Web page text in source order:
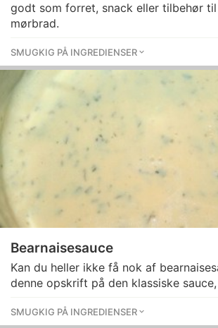
godt som forret, snack eller tilbehør
mørbrad.
SMUGKIG PÅ INGREDIENSER
Bearnaisesauce
Kan du heller ikke få nok af
denne opskrift på den klassiske
SMUGKIG PÅ INGREDIENSER